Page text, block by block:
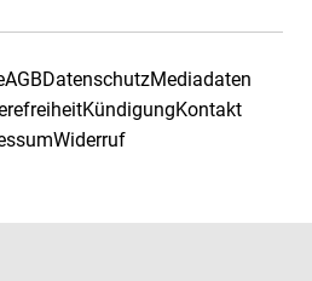
AGBDatenschutzMediadaten
KündigungKontakt
Widerruf